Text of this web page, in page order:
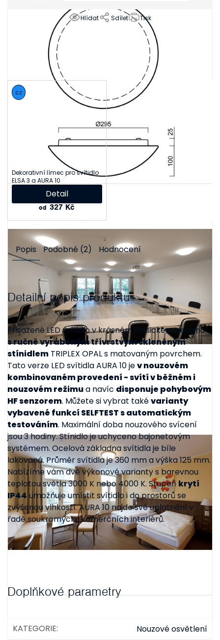
Tisk
Hlídat Sdílet
Související produkty
cz
Dekorativní límec pro svítidlo
ELSA 3 a AURA 10
od 327 Kč
Detail
Popis Podobné (2) Hodnocení
Detailní popis produktu
Přisazené LED svítidlo v krásném klasickém designu
s ručně vyráběným třívrstvým skleněným
stínidlem TRIPLEX OPAL s matovaným povrchem.
Tato verze LED svítidla AURA 10 jev nouzovém
kombinovaném provedení - svítí v běžném i
nouzovém režimua navíc disponuje pohybovým
HF senzorem. Můžete si vybrat takévarianty
vybavené funkcí SELFTEST s automatickým
testováním. Maximální doba nouzového svícení
jsou 3 hodiny. Stínidlo je uchyceno bajonetovým
systémem. Ocelová základna svítidla je bíle
lakovaná. Průměr svítidla je 360 mm a výška 125 mm.
Nabízíme vám dvě výkonové varianty s barevnou
teplotou světla 3000 K nebo 4000 K. Stupeň krytí
IP44 umožňuje umístit svítidlo i do prostorů se
zvýšenou vlhkostí. AURA 10 najde své uplatnění v
řadě soukromých i komerčních interiérů.
Doplňkové parametry
KATEGORIE: Nouzové osvětlení